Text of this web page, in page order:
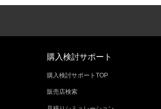
購入検討サポート
購入検討サポートTOP
販売店検索